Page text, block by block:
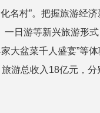
名村”。把握旅游经
一日游等新兴旅游形
家大盆菜千人盛宴”等
游总收入18亿元，分